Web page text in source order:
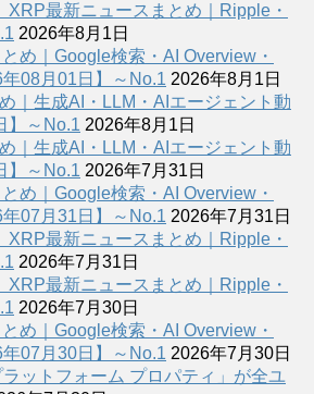
XRP最新ニュースまとめ｜Ripple・
2026年8月1日
め｜Google検索・AI Overview・
08月01日】～No.1 2026年8月1日
｜生成AI・LLM・AIエージェント動
】～No.1 2026年8月1日
｜生成AI・LLM・AIエージェント動
】～No.1 2026年7月31日
め｜Google検索・AI Overview・
07月31日】～No.1 2026年7月31日
XRP最新ニュースまとめ｜Ripple・
2026年7月31日
XRP最新ニュースまとめ｜Ripple・
2026年7月30日
め｜Google検索・AI Overview・
07月30日】～No.1 2026年7月30日
ットフォーム プロパティ」が全ユ